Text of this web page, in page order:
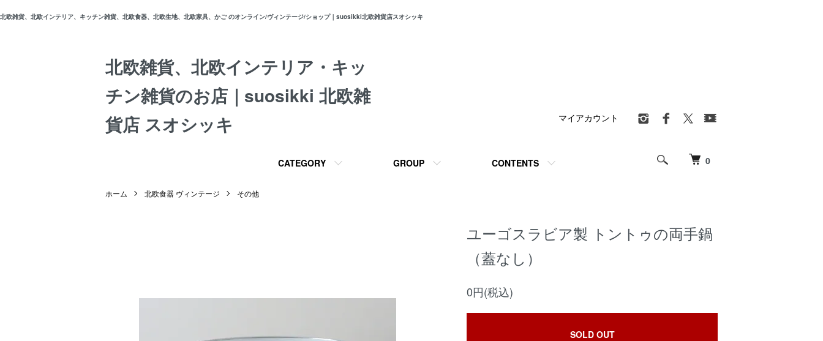
北欧雑貨、北欧インテリア、キッチン雑貨、北欧食器、北欧生地、北欧家具、かご のオンライン/ヴィンテージ/ショップ｜suosikki北欧雑貨店スオシッキ
北欧雑貨、北欧インテリア・キッ
チン雑貨のお店｜suosikki 北欧雑
貨店 スオシッキ
0
CATEGORY GROUP CONTENTS
マイアカウント
ホーム 北欧食器 ヴィンテージ その他
ユーゴスラビア製 トントゥの両手鍋
（蓋なし）
0円(税込)
SOLD OUT